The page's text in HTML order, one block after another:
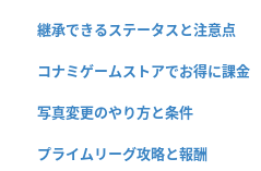
継承できるステータスと注意点
コナミゲームストアでお得に課金
写真変更のやり方と条件
プライムリーグ攻略と報酬